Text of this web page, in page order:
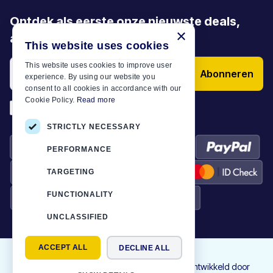
Ontdek als eerste onze nieuwste deals,
aanbiedingen en artikelen
Abonneren
©2026
Alle rechten voorbehouden. Ontworpen en ontwikkeld door
×
This website uses cookies
This website uses cookies to improve user
experience. By using our website you
consent to all cookies in accordance with our
Cookie Policy. Read more
STRICTLY NECESSARY
PERFORMANCE
TARGETING
FUNCTIONALITY
UNCLASSIFIED
ACCEPT ALL DECLINE ALL